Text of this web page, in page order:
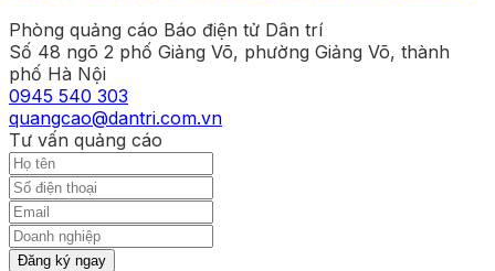
Phòng quảng cáo Báo điện tử Dân trí
Số 48 ngõ 2 phố Giảng Võ, phường Giảng Võ, thành
phố Hà Nội
0945 540 303
quangcao@dantri.com.vn
Tư vấn quảng cáo
Đăng ký ngay